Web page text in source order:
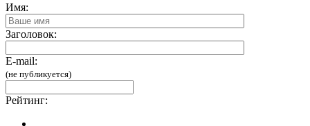
Имя:
Заголовок:
E-mail:
(не публикуется)
Рейтинг: